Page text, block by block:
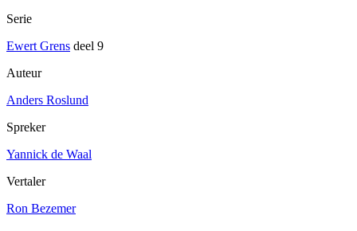
Serie
Ewert Grens deel 9
Auteur
Anders Roslund
Spreker
Yannick de Waal
Vertaler
Ron Bezemer